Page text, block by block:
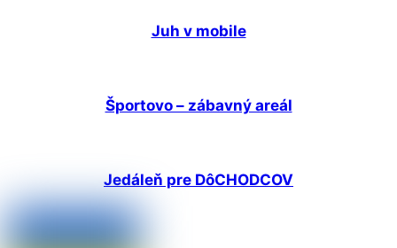
Juh v mobile
Športovo – zábavný areál
Jedáleň pre DôCHODCOV